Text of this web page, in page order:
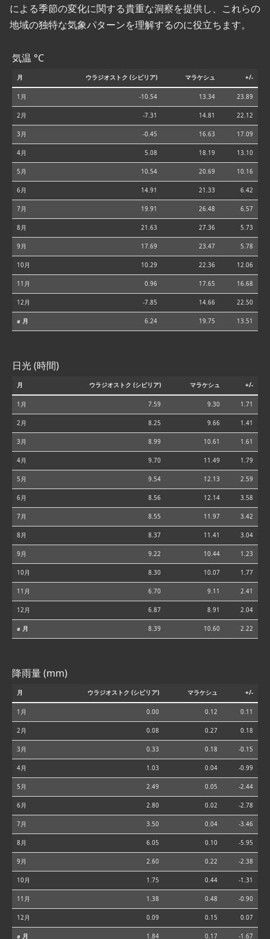
による季節の変化に関する貴重な洞察を提供し、これらの
地域の独特な気象パターンを理解するのに役立ちます。
気温 °C
月 ウラジオストク (シビリア) マラケシュ +/-
1月 -10.54 13.34 23.89
2月 -7.31 14.81 22.12
3月 -0.45 16.63 17.09
4月 5.08 18.19 13.10
5月 10.54 20.69 10.16
6月 14.91 21.33 6.42
7月 19.91 26.48 6.57
8月 21.63 27.36 5.73
9月 17.69 23.47 5.78
10月 10.29 22.36 12.06
11月 0.96 17.65 16.68
12月 -7.85 14.66 22.50
⌀ 月 6.24 19.75 13.51
日光 (時間)
月 ウラジオストク (シビリア) マラケシュ +/-
1月 7.59 9.30 1.71
2月 8.25 9.66 1.41
3月 8.99 10.61 1.61
4月 9.70 11.49 1.79
5月 9.54 12.13 2.59
6月 8.56 12.14 3.58
7月 8.55 11.97 3.42
8月 8.37 11.41 3.04
9月 9.22 10.44 1.23
10月 8.30 10.07 1.77
11月 6.70 9.11 2.41
12月 6.87 8.91 2.04
⌀ 月 8.39 10.60 2.22
降雨量 (mm)
月 ウラジオストク (シビリア) マラケシュ +/-
1月 0.00 0.12 0.11
2月 0.08 0.27 0.18
3月 0.33 0.18 -0.15
4月 1.03 0.04 -0.99
5月 2.49 0.05 -2.44
6月 2.80 0.02 -2.78
7月 3.50 0.04 -3.46
8月 6.05 0.10 -5.95
9月 2.60 0.22 -2.38
10月 1.75 0.44 -1.31
11月 1.38 0.48 -0.90
12月 0.09 0.15 0.07
⌀ 月 1.84 0.17 -1.67